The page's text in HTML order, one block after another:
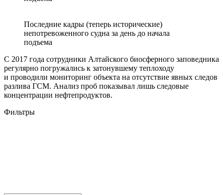
Последние кадры (теперь исторические)
непотревоженного судна за день до начала
подъема
С 2017 года сотрудники Алтайского биосферного заповедника
регулярно погружались к затонувшему теплоходу
и проводили мониторинг объекта на отсутствие явных следов
разлива ГСМ. Анализ проб показывал лишь следовые
концентрации нефтепродуктов.
Фильтры